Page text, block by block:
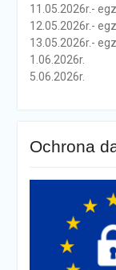
11.05.2026r.-
12.05.2026r.-
13.05.2026r.-
1.06.2026r.
5.06.2026r.
Ochrona